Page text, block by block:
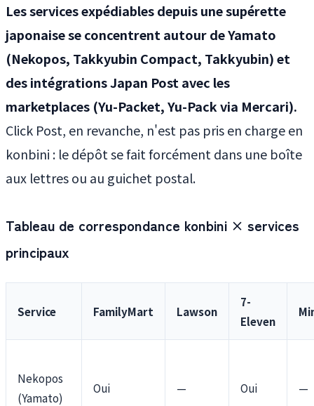
Les services expédiables depuis une supérette
japonaise se concentrent autour de Yamato
(Nekopos, Takkyubin Compact, Takkyubin) et
des intégrations Japan Post avec les
marketplaces (Yu-Packet, Yu-Pack via Mercari).
Click Post, en revanche, n'est pas pris en charge en
konbini : le dépôt se fait forcément dans une boîte
aux lettres ou au guichet postal.
Tableau de correspondance konbini × services
principaux
Service FamilyMart Lawson
7-
Eleven
Nekopos
(Yamato)
Oui — Oui —